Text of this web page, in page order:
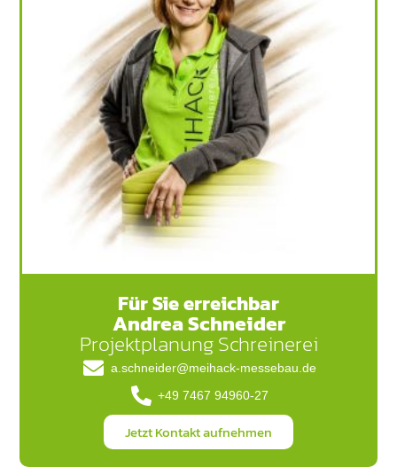
Für Sie erreichbar
Andrea Schneider
Projektplanung Schreinerei
a.schneider@meihack-messebau.de
+49 7467 94960-27
Jetzt Kontakt aufnehmen